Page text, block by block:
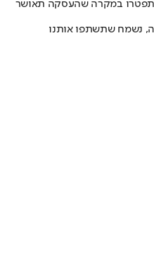
במקרה שהעסקה תאושר
נשמח שתשתפו אותנו